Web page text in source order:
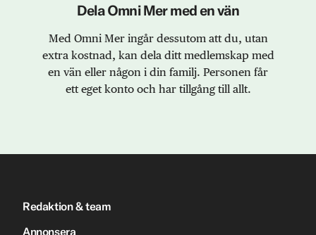
Dela Omni Mer med en vän
Med Omni Mer ingår dessutom att du, utan
extra kostnad, kan dela ditt medlemskap med
en vän eller någon i din familj. Personen får
ett eget konto och har tillgång till allt.
Redaktion & team
Annonsera